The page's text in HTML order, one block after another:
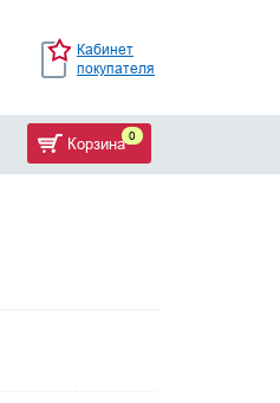
Кабинет
покупателя
Корзина 0